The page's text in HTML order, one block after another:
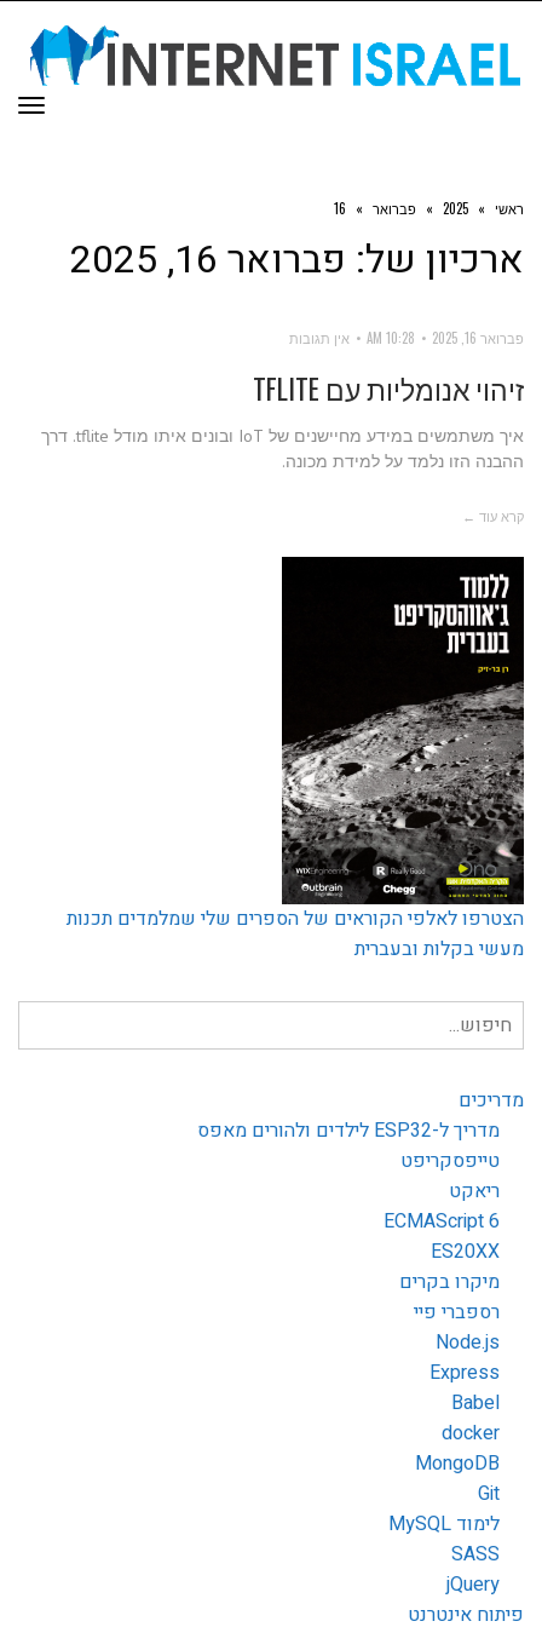
ראשי »
2025
» פברואר »
16
ארכיון של: פברואר 16, 2025
פברואר 16, 2025 10:28 AM אין תגובות
זיהוי אנומליות עם TFLITE
איך משתמשים במידע מחיישנים של IoT ובונים איתו מודל tflite. דרך
ההבנה הזו נלמד על למידת מכונה.
קרא עוד ←
הצטרפו לאלפי הקוראים של הספרים שלי שמלמדים תכנות
מעשי בקלות ובעברית
חיפוש
עבור:
מדריכים
מדריך ל-ESP32 לילדים ולהורים מאפס
טייפסקריפט
ריאקט
ECMAScript 6
ES20XX
מיקרו בקרים
רספברי פיי
Node.js
Express
Babel
docker
MongoDB
Git
לימוד MySQL
SASS
jQuery
פיתוח אינטרנט